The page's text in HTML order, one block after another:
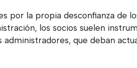
por la propia desconfianza de
los socios suelen
administradores, que deban